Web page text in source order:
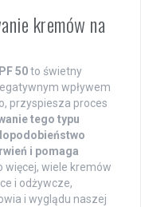
kremów na
50to świetny
wpływem
przyspiesza proces
tego typu
i pomaga
więcej, wiele kremów
i odżywcze,
i wyglądu naszej